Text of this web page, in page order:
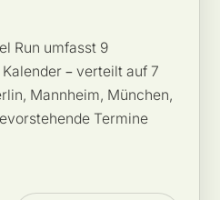
Run umfasst 9
– verteilt auf 7
Mannheim, München,
Termine